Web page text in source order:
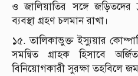
ও জালিয়াতির সঙ্গে
ব্যবস্থা গ্রহণ চলমান রাখা।
১৫. তালিকাভুক্ত ইস্যুয়ার
সমন্বিত গ্রাহক হিসাবে
বিনিয়োগকারী সুরক্ষা তহবিলে